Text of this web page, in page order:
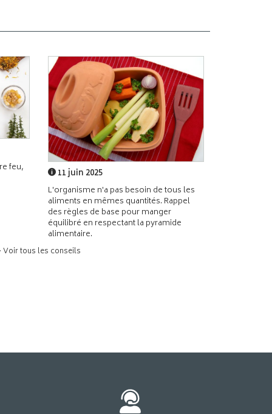
feu,
11 juin 2025
L'organisme n'a pas besoin de tous les
aliments en mêmes quantités. Rappel
des règles de base pour manger
équilibré en respectant la pyramide
alimentaire.
Voir tous les conseils